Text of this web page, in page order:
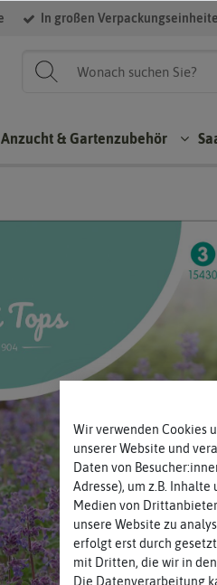
In großen
Anzucht & Gartenzubehör
Wir verwenden Cookies
unserer Website und
Daten von
Adresse), um z.B.
Medien von
unsere Website zu
erfolgt erst durch
mit Dritten, die wir in
Die Datenverarbeitung